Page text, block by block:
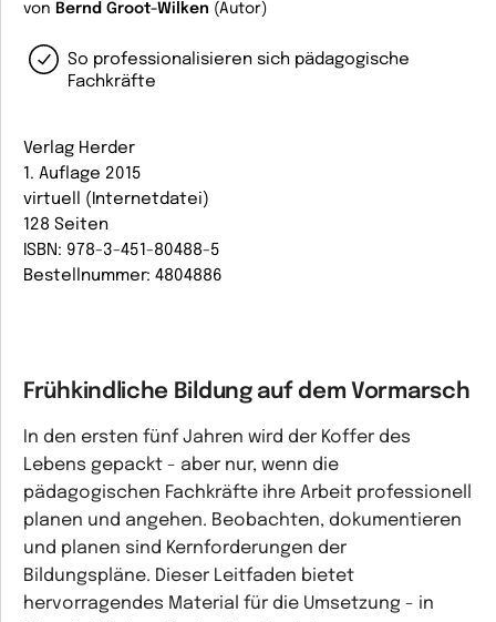
von Bernd Groot-Wilken (Autor)
So professionalisieren sich pädagogische
Fachkräfte
Verlag Herder
1. Auflage 2015
virtuell (Internetdatei)
128 Seiten
ISBN: 978-3-451-80488-5
Bestellnummer: 4804886
Frühkindliche Bildung auf dem Vormarsch
In den ersten fünf Jahren wird der Koffer des
Lebens gepackt - aber nur, wenn die
pädagogischen Fachkräfte ihre Arbeit professionell
planen und angehen. Beobachten, dokumentieren
und planen sind Kernforderungen der
Bildungspläne. Dieser Leitfaden bietet
hervorragendes Material für die Umsetzung - in